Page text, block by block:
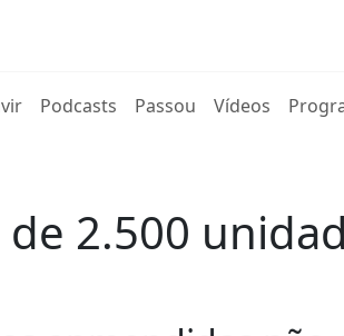
(current)
Podcasts Passou Vídeos
de 2.500